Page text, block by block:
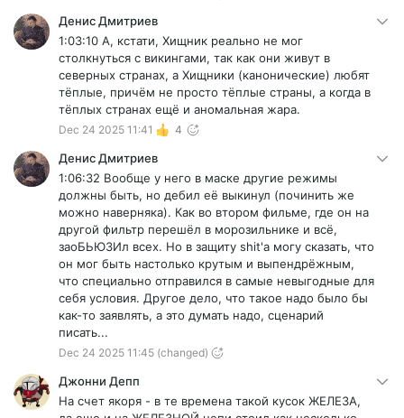
Денис Дмитриев
1:03:10 А, кстати, Хищник реально не мог
столкнуться с викингами, так как они живут в
северных странах, а Хищники (канонические) любят
тёплые, причём не просто тёплые страны, а когда в
тёплых странах ещё и аномальная жара.
Dec 24 2025 11:41 4
Денис Дмитриев
1:06:32 Вообще у него в маске другие режимы
должны быть, но дебил её выкинул (починить же
можно наверняка). Как во втором фильме, где он на
другой фильтр перешёл в морозильнике и всё,
заоБЬЮЗИл всех. Но в защиту shit'а могу сказать, что
он мог быть настолько крутым и выпендрёжным,
что специально отправился в самые невыгодные для
себя условия. Другое дело, что такое надо было бы
как-то заявлять, а это думать надо, сценарий
писать...
Dec 24 2025 11:45 (changed)
Джонни Депп
На счет якоря - в те времена такой кусок ЖЕЛЕЗА,